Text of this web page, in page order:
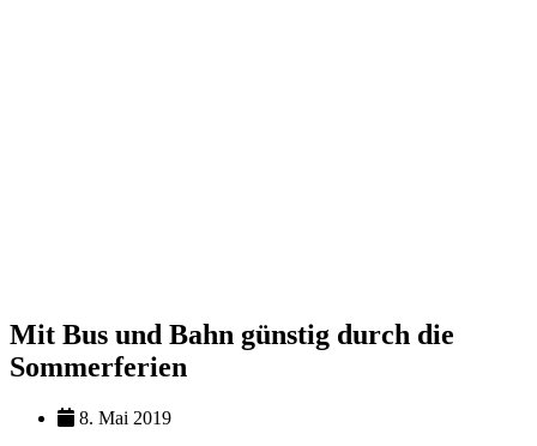
Mit Bus und Bahn günstig durch die
Sommerferien
8. Mai 2019